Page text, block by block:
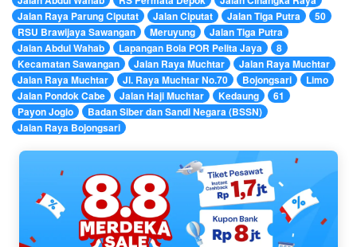
Jalan Raya Parung Ciputat
Jalan Ciputat Jalan Tiga Putra
50
RSU Brawijaya Sawangan
Meruyung
Jalan Tiga Putra
Jalan Abdul Wahab
Lapangan Bola POR Pelita Jaya
8
Kecamatan Sawangan
Jalan Raya Muchtar
Jalan Raya Muchtar
Jalan Raya Muchtar
Jl. Raya Muchtar No.70 Bojongsari
Limo
Jalan Pondok Cabe
Jalan Haji Muchtar Kedaung
61
Payon Joglo
Badan Siber dan Sandi Negara (BSSN)
Jalan Raya Bojongsari